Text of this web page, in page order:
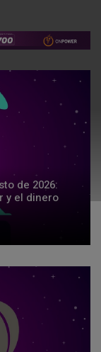
de 2026:
y el dinero